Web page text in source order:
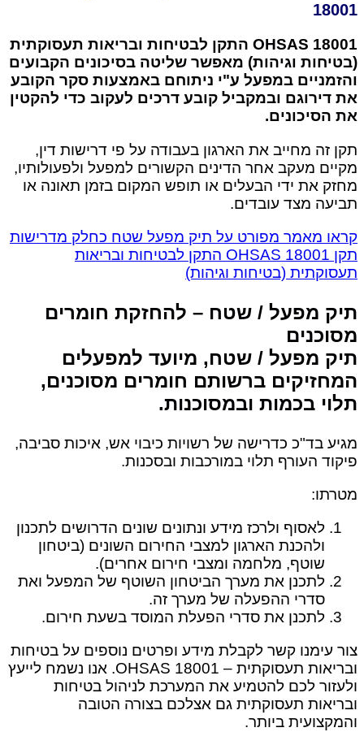
18001
OHSAS 18001 התקן לבטיחות ובריאות תעסוקתית
(בטיחות וגיהות) מאפשר שליטה בסיכונים הקבועים
והזמניים במפעל ע"י ניתוחם באמצעות סקר הקובע
את דירוגם ובמקביל קובע דרכים לעקוב כדי להקטין
את הסיכונים.
תקן זה מחייב את הארגון בעבודה על פי דרישות דין,
מקיים מעקב אחר הדינים הקשורים למפעל ולפעולותיו,
מחזק את ידי הבעלים או תופש המקום בזמן תאונה או
תביעה מצד עובדים.
קראו מאמר מפורט על תיק מפעל שטח כחלק מדרישות
תקן OHSAS 18001 התקן לבטיחות ובריאות
תעסוקתית (בטיחות וגיהות)
תיק מפעל / שטח – להחזקת חומרים
מסוכנים
תיק מפעל / שטח, מיועד למפעלים
המחזיקים ברשותם חומרים מסוכנים,
תלוי בכמות ובמסוכנות.
מגיע בד"כ כדרישה של רשויות כיבוי אש, איכות סביבה,
פיקוד העורף תלוי במורכבות ובסכנות.
מטרתו:
לאסוף ולרכז מידע ונתונים שונים הדרושים לתכנון
ולהכנת הארגון למצבי החירום השונים (ביטחון
שוטף, מלחמה ומצבי חירום אחרים).
לתכנן את מערך הביטחון השוטף של המפעל ואת
סדרי ההפעלה של מערך זה.
לתכנן את סדרי הפעלת המוסד בשעת חירום.
צור עימנו קשר לקבלת מידע ופרטים נוספים על בטיחות
ובריאות תעסוקתית – OHSAS 18001. אנו נשמח לייעץ
ולעזור לכם להטמיע את המערכת לניהול בטיחות
ובריאות תעסוקתית גם אצלכם בצורה הטובה
והמקצועית ביותר.